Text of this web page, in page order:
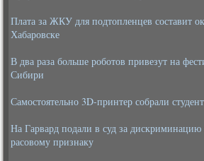
Плата за ЖКУ для подтопленцев составит
Хабаровске
В два раза больше роботов привезут на
Сибири
Самостоятельно 3D-принтер собрали
На Гарвард подали в суд за дискриминацию
расовому признаку